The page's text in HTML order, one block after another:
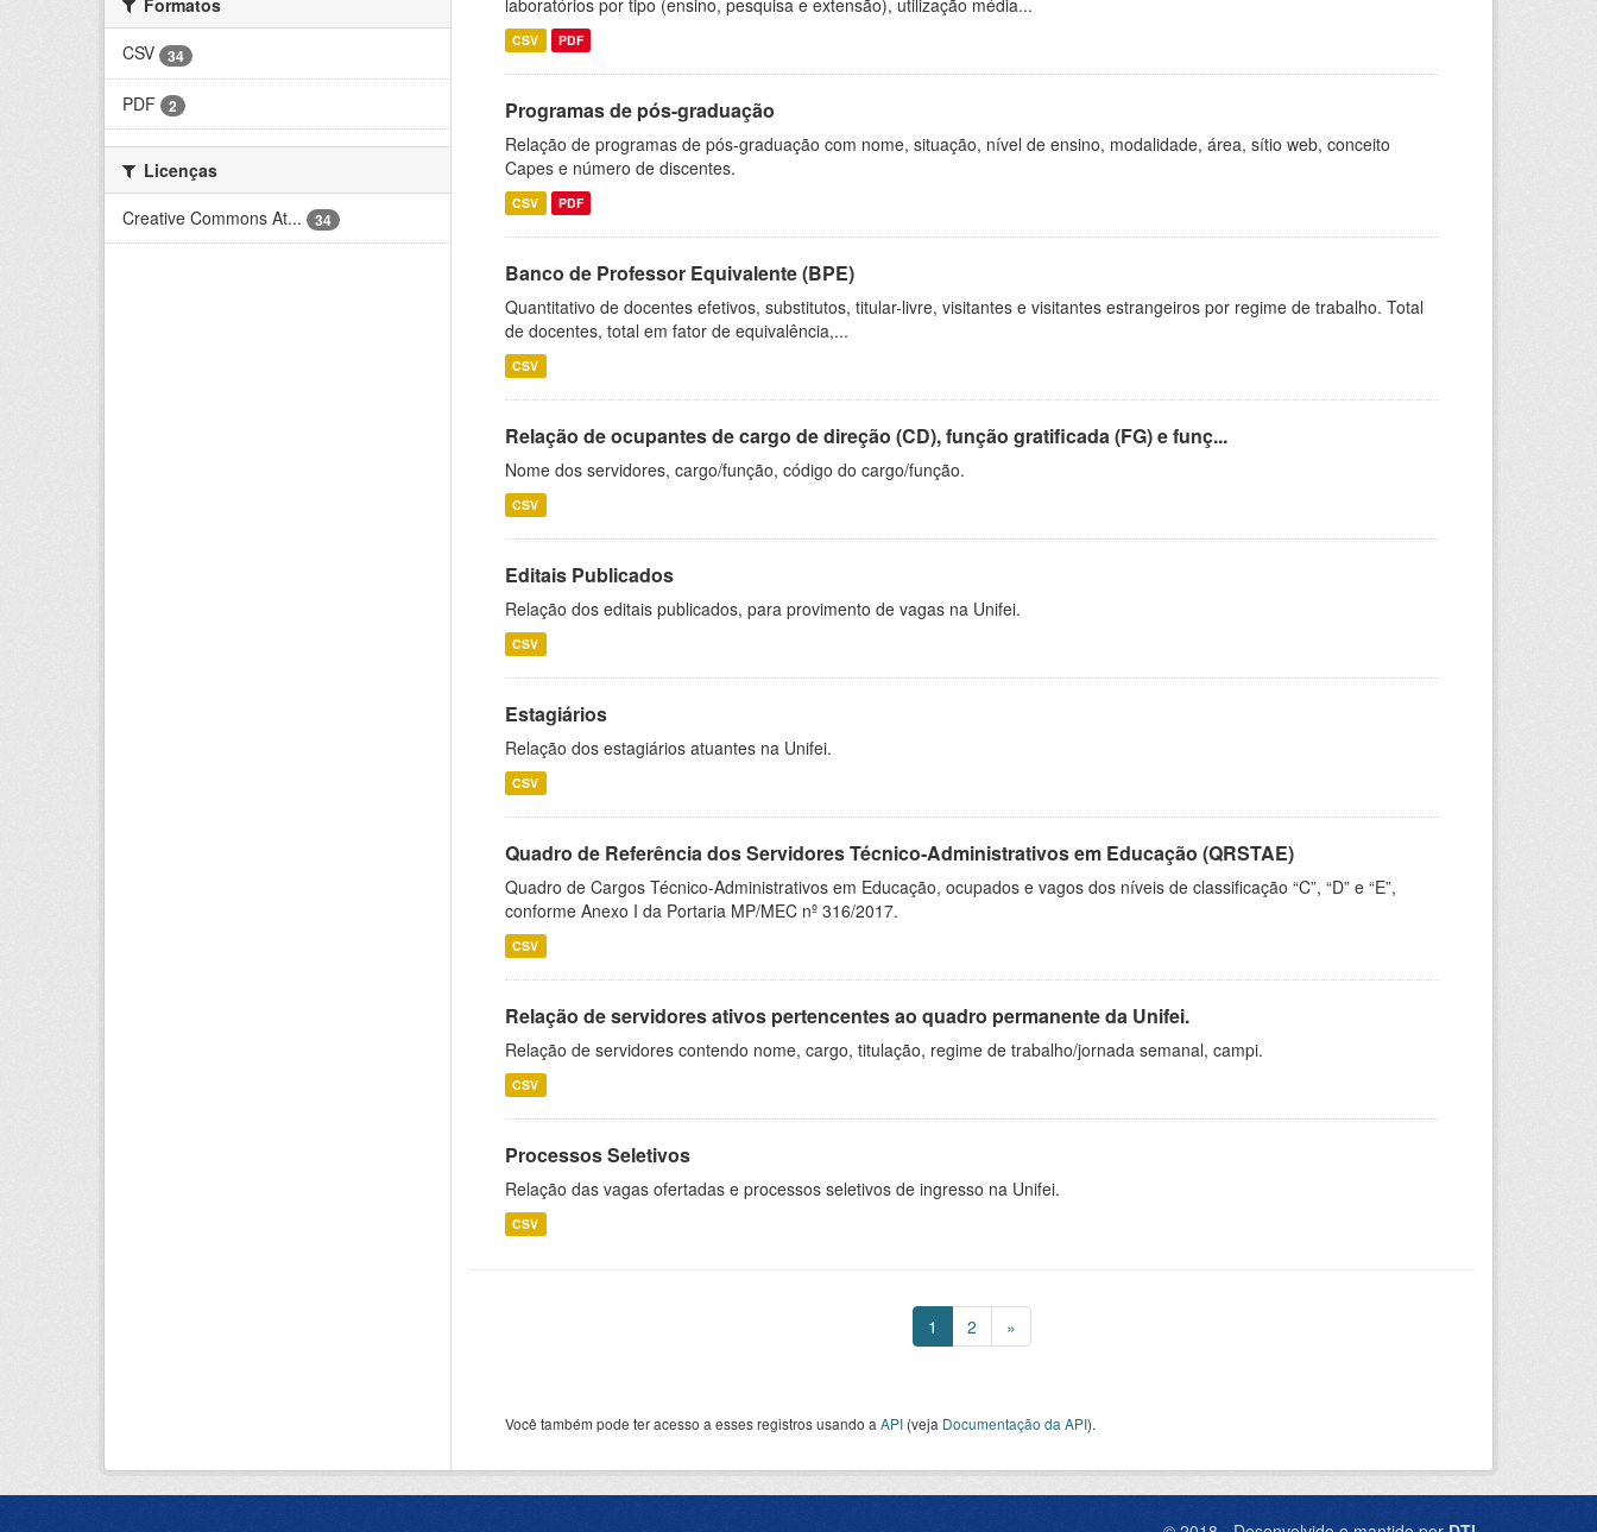
Formatos
CSV
34
PDF 2
Licenças
Creative Commons At...
34
laboratórios por tipo (ensino, pesquisa e extensão), utilização média...
CSV PDF
Programas de pós-graduação
Relação de programas de pós-graduação com nome, situação, nível de ensino, modalidade, área, sítio web, conceito
Capes e número de discentes.
CSV PDF
Banco de Professor Equivalente (BPE)
Quantitativo de docentes efetivos, substitutos, titular-livre, visitantes e visitantes estrangeiros por regime de trabalho. Total
de docentes, total em fator de equivalência,...
CSV
Relação de ocupantes de cargo de direção (CD), função gratificada (FG) e funç...
Nome dos servidores, cargo/função, código do cargo/função.
CSV
Editais Publicados
Relação dos editais publicados, para provimento de vagas na Unifei.
CSV
Estagiários
Relação dos estagiários atuantes na Unifei.
CSV
Quadro de Referência dos Servidores Técnico-Administrativos em Educação (QRSTAE)
Quadro de Cargos Técnico-Administrativos em Educação, ocupados e vagos dos níveis de classificação “C”, “D” e “E”,
conforme Anexo I da Portaria MP/MEC nº 316/2017.
CSV
Relação de servidores ativos pertencentes ao quadro permanente da Unifei.
Relação de servidores contendo nome, cargo, titulação, regime de trabalho/jornada semanal, campi.
CSV
Processos Seletivos
Relação das vagas ofertadas e processos seletivos de ingresso na Unifei.
CSV
1 2 »
Você também pode ter acesso a esses registros usando a API (veja Documentação da API).